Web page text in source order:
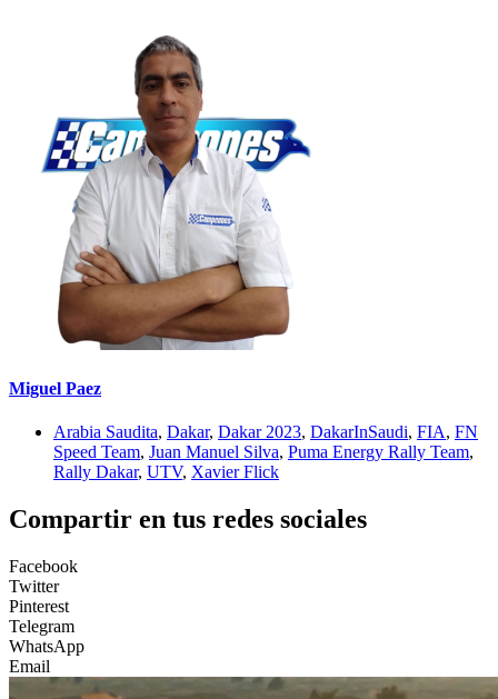
Miguel Paez
Arabia Saudita, Dakar, Dakar 2023, DakarInSaudi, FIA, FN
Speed Team, Juan Manuel Silva, Puma Energy Rally Team,
Rally Dakar, UTV, Xavier Flick
Compartir en tus redes sociales
Facebook
Twitter
Pinterest
Telegram
WhatsApp
Email